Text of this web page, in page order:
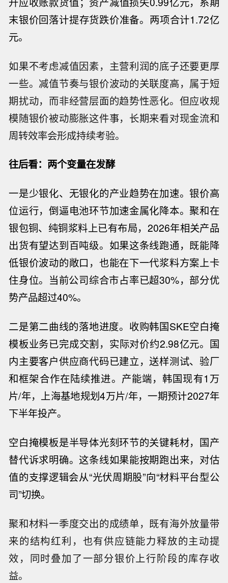
末银价回落计提存货跌价准备。两项合计1.72亿
元。
如果不考虑减值因素，主营利润的底子还要更厚
一些。减值节奏与银价波动的关联度高，属于短
期扰动，而非经营层面的趋势性恶化。但应收规
模随银价被动膨胀这件事，长期来看对现金流和
周转效率会形成持续考验。
往后看：两个变量在发酵
一是少银化、无银化的产业趋势在加速。银价高
位运行，倒逼电池环节加速金属化降本。聚和在
银包铜、纯铜浆料上已有布局， 2026年相关产品
出货有望达到百吨级。如果这条线跑通，既能降
低银价波动的敞口，也能在下一代浆料方案上卡
住身位。当前公司综合市占率已超30%，部分优
势产品超过40%。
二是第二曲线的落地进度。收购韩国SKE空白掩
模板业务已完成交割，实际对价约2.98亿元。国
内主要客户供应商代码已建立，送样测试、验厂
和框架合作在陆续推进。产能端，韩国现有1万
片/年，上海基地规划4万片/年，一期预计2027年
下半年投产。
空白掩模板是半导体光刻环节的关键耗材，国产
替代诉求明确。这条线如果能按期跑出来，对估
值的支撑逻辑会从“光伏周期股”向“材料平台型公
司”切换。
聚和材料一季度交出的成绩单，既有海外放量带
来的结构红利，也有供应链能力释放的主动提
效，同时叠加了一部分银价上行阶段的库存收
益。